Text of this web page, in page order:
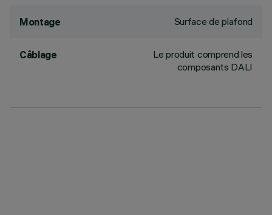
Montage Surface de plafond
Câblage
Le produit comprend les
composants DALI